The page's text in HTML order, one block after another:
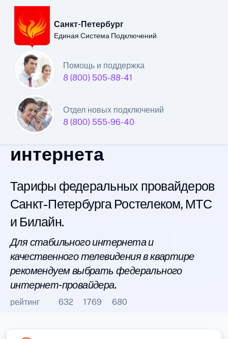
Санкт-Петербург
Единая Система Подключений
Помощь и поддержка
8 (800) 505-88-41
Отдел новых подключений
8 (800) 555-96-40
Санкт-Петербургский
филиал
Единой Системы
Подключений
интернета
Тарифы федеральных провайдеров
Санкт-Петербурга Ростелеком, МТС
и Билайн.
Для стабильного интернета и
качественного телевидения в квартире
рекомендуем выбрать федерального
интернет-провайдера.
рейтинг 632 1769 680